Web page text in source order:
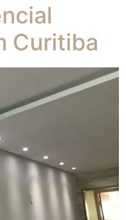
Curitiba